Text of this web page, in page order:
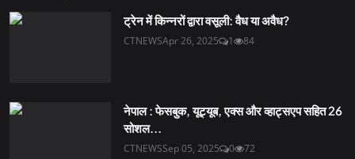
ट्रेन में किन्नरों द्वारा वसूली: वैध या अवैध?
CTNEWSApr 26, 2025 1 84
नेपाल : फेसबुक, यूट्यूब, एक्स और व्हाट्सएप सहित 26
सोशल...
CTNEWSSep 05, 2025 0 72